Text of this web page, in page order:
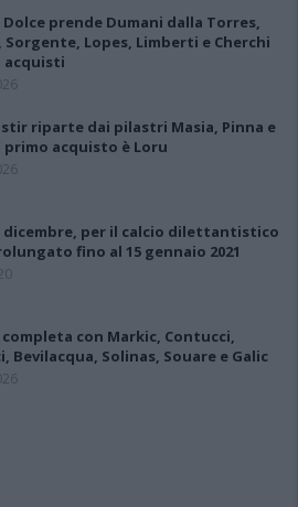
prende Dumani dalla Torres,
Sorgente, Lopes, Limberti e Cherchi
riparte dai pilastri Masia, Pinna e
primo acquisto è Loru
dicembre, per il calcio dilettantistico
fino al 15 gennaio 2021
completa con Markic, Contucci,
Bevilacqua, Solinas, Souare e Galic